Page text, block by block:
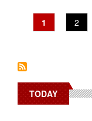
Pagination
Current
page
1 Page
2
TODAY